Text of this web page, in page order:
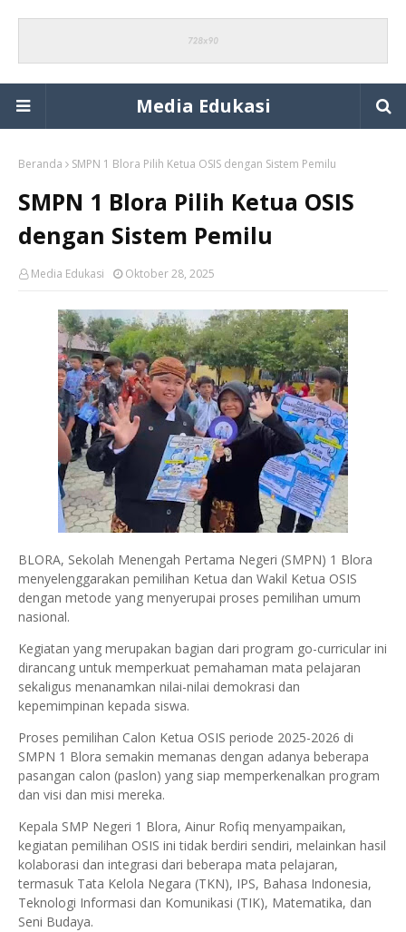
Media Edukasi
Beranda SMPN 1 Blora Pilih Ketua OSIS dengan Sistem Pemilu
SMPN 1 Blora Pilih Ketua OSIS
dengan Sistem Pemilu
Media Edukasi Oktober 28, 2025
BLORA, Sekolah Menengah Pertama Negeri (SMPN) 1 Blora
menyelenggarakan pemilihan Ketua dan Wakil Ketua OSIS
dengan metode yang menyerupai proses pemilihan umum
nasional.
Kegiatan yang merupakan bagian dari program go-curricular ini
dirancang untuk memperkuat pemahaman mata pelajaran
sekaligus menanamkan nilai-nilai demokrasi dan
kepemimpinan kepada siswa.
Proses pemilihan Calon Ketua OSIS periode 2025-2026 di
SMPN 1 Blora semakin memanas dengan adanya beberapa
pasangan calon (paslon) yang siap memperkenalkan program
dan visi dan misi mereka.
Kepala SMP Negeri 1 Blora, Ainur Rofiq menyampaikan,
kegiatan pemilihan OSIS ini tidak berdiri sendiri, melainkan hasil
kolaborasi dan integrasi dari beberapa mata pelajaran,
termasuk Tata Kelola Negara (TKN), IPS, Bahasa Indonesia,
Teknologi Informasi dan Komunikasi (TIK), Matematika, dan
Seni Budaya.